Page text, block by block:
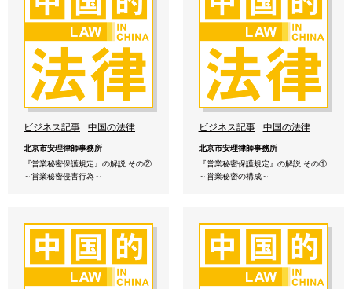
ビジネス記事 中国の法律
北京市安理律師事務所
『営業秘密保護規定』の解説 その②
～営業秘密侵害行為～
ビジネス記事 中国の法律
北京市安理律師事務所
『営業秘密保護規定』の解説 その①
～営業秘密の構成～